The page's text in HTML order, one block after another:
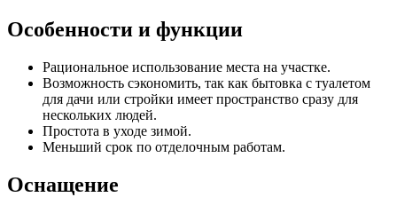
Особенности и функции
Рациональное использование места на участке.
Возможность сэкономить, так как бытовка с туалетом
для дачи или стройки имеет пространство сразу для
нескольких людей.
Простота в уходе зимой.
Меньший срок по отделочным работам.
Оснащение